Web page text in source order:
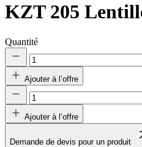
KZT 205
Quantité
Ajouter à l’offre
Ajouter à l’offre
Demande de devis pour un produit